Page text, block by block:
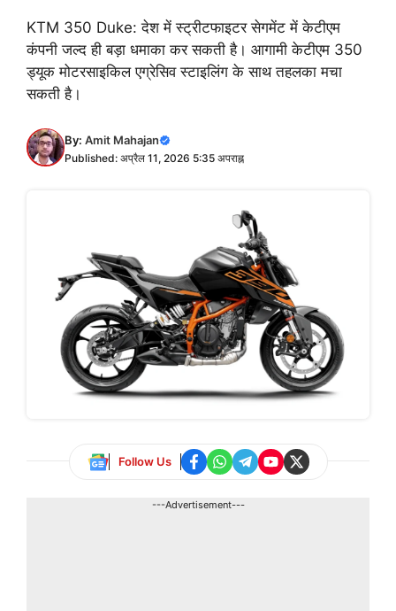
KTM 350 Duke: देश में स्ट्रीटफाइटर सेगमेंट में केटीएम
कंपनी जल्द ही बड़ा धमाका कर सकती है। आगामी केटीएम 350
ड्यूक मोटरसाइकिल एग्रेसिव स्टाइलिंग के साथ तहलका मचा
सकती है।
By: Amit Mahajan
Published: अप्रैल 11, 2026 5:35 अपराह्न
Follow Us
---Advertisement---